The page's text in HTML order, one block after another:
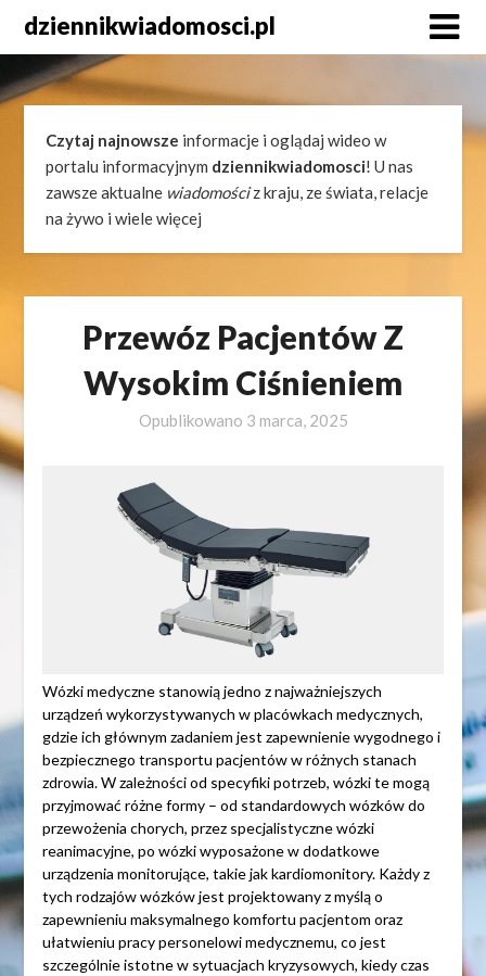
content
dziennikwiadomosci.pl
Czytaj najnowsze informacje i oglądaj wideo w
portalu informacyjnym dziennikwiadomosci! U nas
zawsze aktualne wiadomościz kraju, ze świata, relacje
na żywo i wiele więcej
Przewóz Pacjentów Z
Wysokim Ciśnieniem
Opublikowano 3 marca, 2025
Wózki medyczne stanowią jedno z najważniejszych
urządzeń wykorzystywanych w placówkach medycznych,
gdzie ich głównym zadaniem jest zapewnienie wygodnego i
bezpiecznego transportu pacjentów w różnych stanach
zdrowia. W zależności od specyfiki potrzeb, wózki te mogą
przyjmować różne formy – od standardowych wózków do
przewożenia chorych, przez specjalistyczne wózki
reanimacyjne, po wózki wyposażone w dodatkowe
urządzenia monitorujące, takie jak kardiomonitory. Każdy z
tych rodzajów wózków jest projektowany z myślą o
zapewnieniu maksymalnego komfortu pacjentom oraz
ułatwieniu pracy personelowi medycznemu, co jest
szczególnie istotne w sytuacjach kryzysowych, kiedy czas